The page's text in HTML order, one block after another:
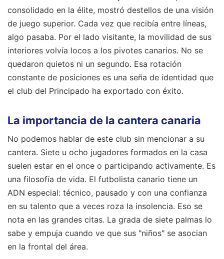
consolidado en la élite, mostró destellos de una visión
de juego superior. Cada vez que recibía entre líneas,
algo pasaba. Por el lado visitante, la movilidad de sus
interiores volvía locos a los pivotes canarios. No se
quedaron quietos ni un segundo. Esa rotación
constante de posiciones es una seña de identidad que
el club del Principado ha exportado con éxito.
La importancia de la cantera canaria
No podemos hablar de este club sin mencionar a su
cantera. Siete u ocho jugadores formados en la casa
suelen estar en el once o participando activamente. Es
una filosofía de vida. El futbolista canario tiene un
ADN especial: técnico, pausado y con una confianza
en su talento que a veces roza la insolencia. Eso se
nota en las grandes citas. La grada de siete palmas lo
sabe y empuja cuando ve que sus "niños" se asocian
en la frontal del área.